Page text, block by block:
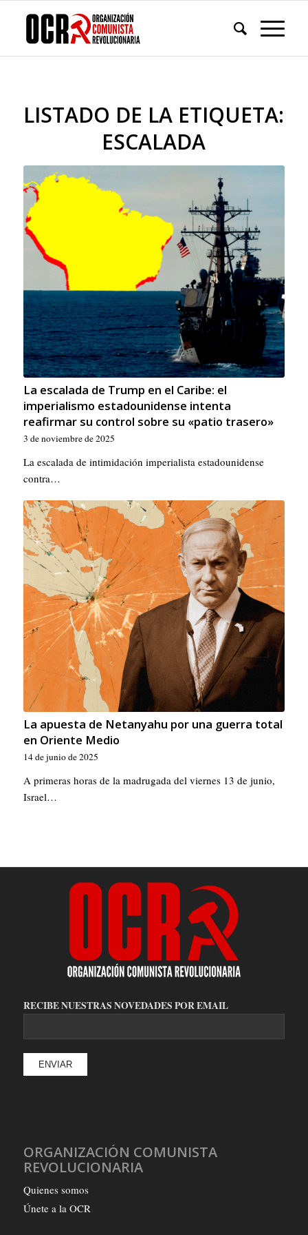
LISTADO DE LA ETIQUETA:
ESCALADA
La escalada de Trump en el Caribe: el
imperialismo estadounidense intenta
reafirmar su control sobre su «patio trasero»
3 de noviembre de 2025
La escalada de intimidación imperialista estadounidense
contra…
La apuesta de Netanyahu por una guerra total
en Oriente Medio
14 de junio de 2025
A primeras horas de la madrugada del viernes 13 de junio,
Israel…
RECIBE NUESTRAS NOVEDADES POR EMAIL
ORGANIZACIÓN COMUNISTA
REVOLUCIONARIA
Quienes somos
Únete a la OCR